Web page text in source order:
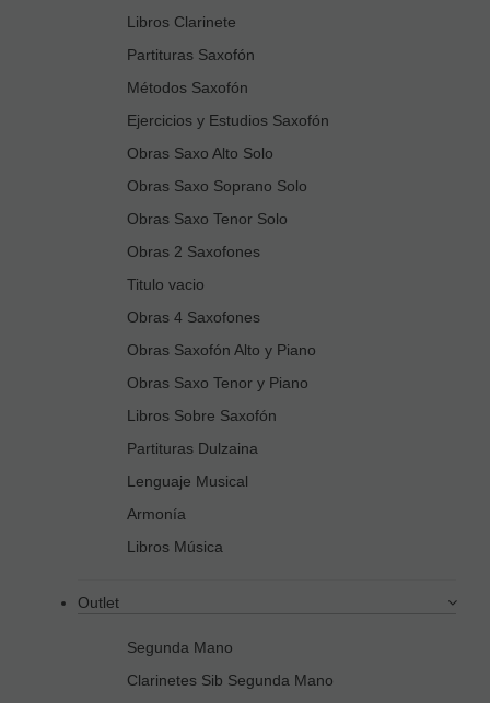
Libros Clarinete
Partituras Saxofón
Métodos Saxofón
Ejercicios y Estudios Saxofón
Obras Saxo Alto Solo
Obras Saxo Soprano Solo
Obras Saxo Tenor Solo
Obras 2 Saxofones
Titulo vacio
Obras 4 Saxofones
Obras Saxofón Alto y Piano
Obras Saxo Tenor y Piano
Libros Sobre Saxofón
Partituras Dulzaina
Lenguaje Musical
Armonía
Libros Música
Outlet
Segunda Mano
Clarinetes Sib Segunda Mano